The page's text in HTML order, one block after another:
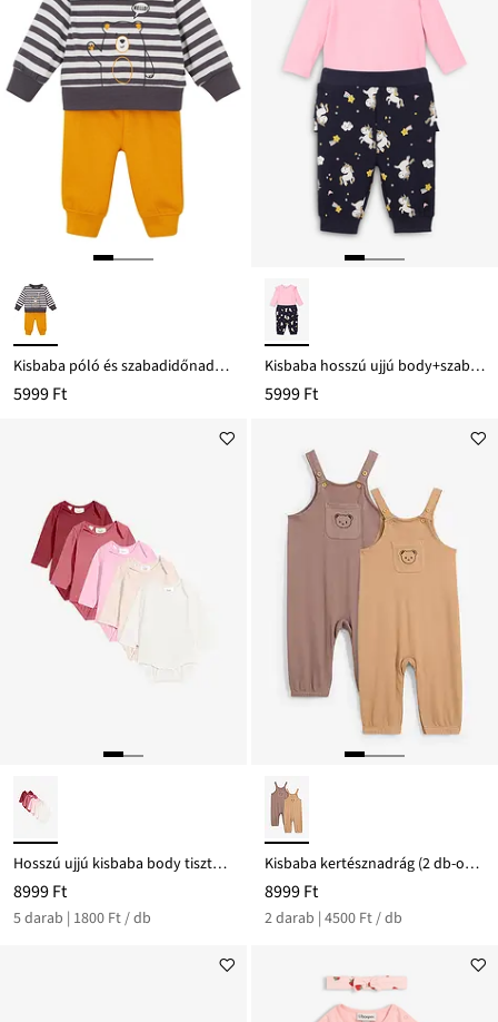
Kisbaba póló és szabadidőnadrág (2-részes szett), tiszta bio-pamutból
5999 Ft
Kisbaba hosszú ujjú body+szabadidőnadrág (2-részes szett) bio-pamut
5999 Ft
Hosszú ujjú kisbaba body tiszta bio-pamutból (5 db-os csomag)
8999 Ft
5 darab | 1800 Ft / db
Kisbaba kertésznadrág (2 db-os csomag), bio-pamutból
8999 Ft
2 darab | 4500 Ft / db